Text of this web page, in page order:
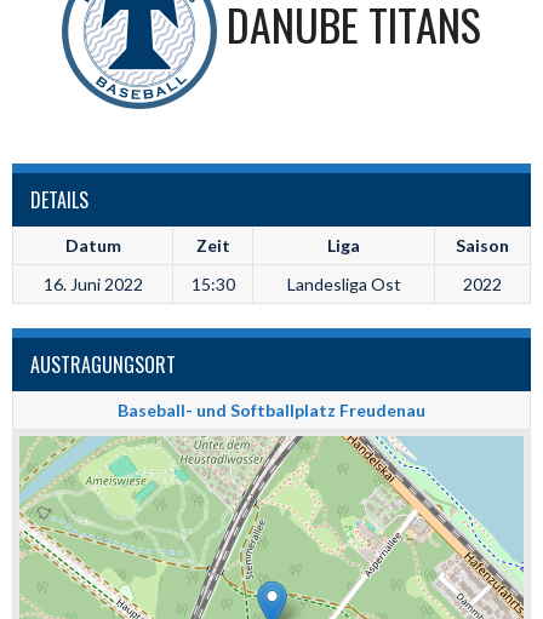
DANUBE TITANS
DETAILS
Datum Zeit Liga
Saison
16. Juni 2022
15:30 Landesliga Ost 2022
AUSTRAGUNGSORT
Baseball- und Softballplatz Freudenau